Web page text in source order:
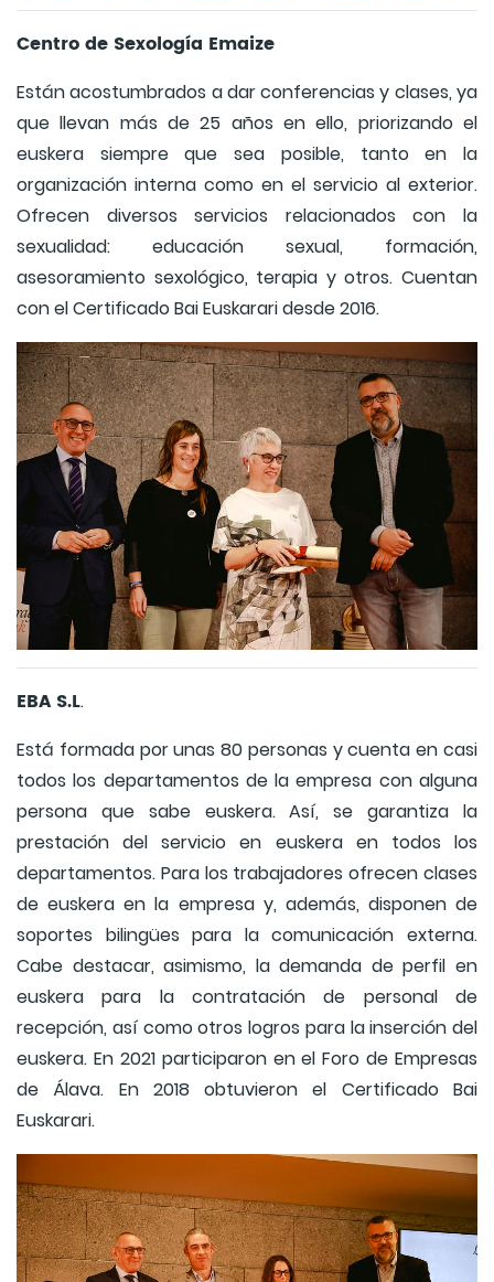
Centro de Sexología Emaize
Están acostumbrados a dar conferencias y clases, ya
que llevan más de 25 años en ello, priorizando el
euskera siempre que sea posible, tanto en la
organización interna como en el servicio al exterior.
Ofrecen diversos servicios relacionados con la
sexualidad: educación sexual, formación,
asesoramiento sexológico, terapia y otros. Cuentan
con el Certificado Bai Euskarari desde 2016.
EBA S.L.
Está formada por unas 80 personas y cuenta en casi
todos los departamentos de la empresa con alguna
persona que sabe euskera. Así, se garantiza la
prestación del servicio en euskera en todos los
departamentos. Para los trabajadores ofrecen clases
de euskera en la empresa y, además, disponen de
soportes bilingües para la comunicación externa.
Cabe destacar, asimismo, la demanda de perfil en
euskera para la contratación de personal de
recepción, así como otros logros para la inserción del
euskera. En 2021 participaron en el Foro de Empresas
de Álava. En 2018 obtuvieron el Certificado Bai
Euskarari.